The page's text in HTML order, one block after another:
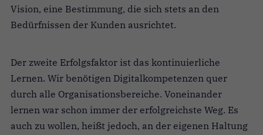
Vision, eine Bestimmung, die sich stets an den
Bedürfnissen der Kunden ausrichtet.
Der zweite Erfolgsfaktor ist das kontinuierliche
Lernen. Wir benötigen Digitalkompetenzen quer
durch alle Organisations­bereiche. Voneinander
lernen war schon immer der erfolg­reichste Weg. Es
auch zu wollen, heißt jedoch, an der eigenen Haltung